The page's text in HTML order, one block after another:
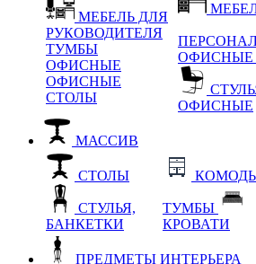
МЕБЕЛЬ ДЛЯ
РУКОВОДИТЕЛЯ
ТУМБЫ
ОФИСНЫЕ
ОФИСНЫЕ
СТОЛЫ
ОФИСНЫЕ
ОФИСНЫЕ
МАССИВ
СТОЛЫ
СТУЛЬЯ,
БАНКЕТКИ
ТУМБЫ
КРОВАТИ
ПРЕДМЕТЫ ИНТЕРЬЕРА